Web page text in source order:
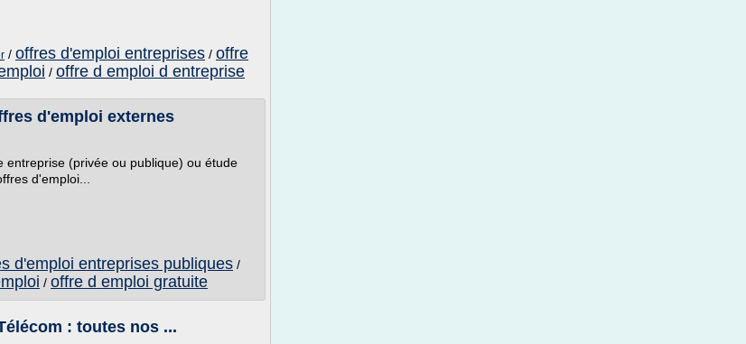
/ offres d'emploi entreprises / offre
/ offre d emploi d entreprise
d'emploi externes
entreprise (privée ou publique) ou étude
d'emploi...
d'emploi entreprises publiques /
/ offre d emploi gratuite
: toutes nos ...